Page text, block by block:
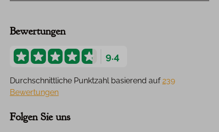
Bewertungen
9.4
Durchschnittliche Punktzahl basierend auf 239
Bewertungen
Folgen Sie uns